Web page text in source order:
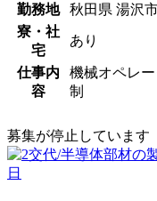
勤務地
秋田県 湯沢
寮・社
宅
あり
仕事内
容
機械オペレ
制
募集が停止しています